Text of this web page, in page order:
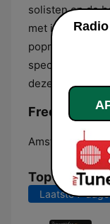
solisten en de
met invloeden
popmuziek. De
specifiek
deze twee
Frequenties
Amsterdam:
Top
Laatste 7